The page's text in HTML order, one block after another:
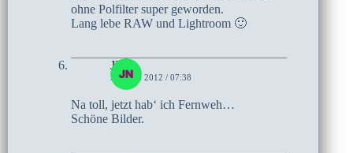
ohne Polfilter super geworden.
Lang lebe RAW und Lightroom 🙂
JNK
30. MAI 2012 / 07:38
Na toll, jetzt hab‘ ich Fernweh…
Schöne Bilder.